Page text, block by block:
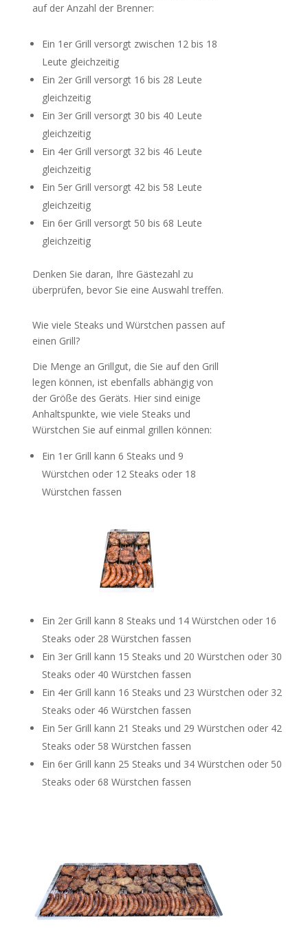
auf der Anzahl der Brenner:
Ein 1er Grill versorgt zwischen 12 bis 18
Leute gleichzeitig
Ein 2er Grill versorgt 16 bis 28 Leute
gleichzeitig
Ein 3er Grill versorgt 30 bis 40 Leute
gleichzeitig
Ein 4er Grill versorgt 32 bis 46 Leute
gleichzeitig
Ein 5er Grill versorgt 42 bis 58 Leute
gleichzeitig
Ein 6er Grill versorgt 50 bis 68 Leute
gleichzeitig
Denken Sie daran, Ihre Gästezahl zu
überprüfen, bevor Sie eine Auswahl treffen.
Wie viele Steaks und Würstchen passen auf
einen Grill?
Die Menge an Grillgut, die Sie auf den Grill
legen können, ist ebenfalls abhängig von
der Größe des Geräts. Hier sind einige
Anhaltspunkte, wie viele Steaks und
Würstchen Sie auf einmal grillen können:
Ein 1er Grill kann 6 Steaks und 9
Würstchen oder 12 Steaks oder 18
Würstchen fassen
Ein 2er Grill kann 8 Steaks und 14 Würstchen oder 16
Steaks oder 28 Würstchen fassen
Ein 3er Grill kann 15 Steaks und 20 Würstchen oder 30
Steaks oder 40 Würstchen fassen
Ein 4er Grill kann 16 Steaks und 23 Würstchen oder 32
Steaks oder 46 Würstchen fassen
Ein 5er Grill kann 21 Steaks und 29 Würstchen oder 42
Steaks oder 58 Würstchen fassen
Ein 6er Grill kann 25 Steaks und 34 Würstchen oder 50
Steaks oder 68 Würstchen fassen